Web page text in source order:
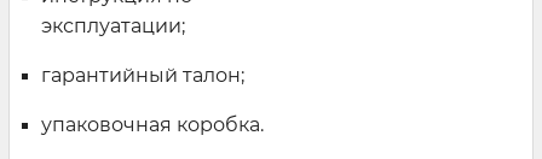
эксплуатации;
гарантийный талон;
упаковочная коробка.